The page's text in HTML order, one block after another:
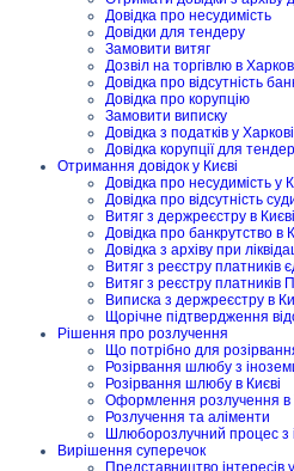
Довідка про несудимість
Довідки для тендеру
Замовити витяг
Дозвіл на торгівлю в
Довідка про відсутність
Довідка про корупцію
Замовити виписку
Довідка з податків у Харкові
Довідка корупції для
Отримання довідок у Києві
Довідка про несудимість у
Довідка про відсутність
Витяг з держреєстру в Києві
Довідка про банкрутство в
Довідка з архіву при
Витяг з реєстру платників
Витяг з реєстру платників
Виписка з держреєстру в
Щорічне підтвердження
Рішення про розлучення
Що потрібно для
Розірвання шлюбу з
Розірвання шлюбу в Києві
Оформлення розлучення в
Розлучення та аліменти
Шлюборозлучний процес з
Вирішення суперечок
Представництво інтересів